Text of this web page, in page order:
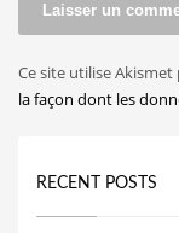
Ce site utilise
la façon dont les
RECENT POSTS